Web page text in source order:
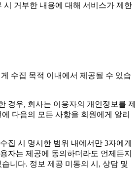
시 거부한 내용에 대해 서비스가 제한
수집 목적 이내에서 제공될 수 있습
경우, 회사는 이용자의 개인정보를 제
다음의 모든 사항을 회원에게 알리
집 시 명시한 범위 내에서만 3자에게
자는 제공에 동의하더라도 언제든지
니다. 정보 제공 미동의 시, 상담 및